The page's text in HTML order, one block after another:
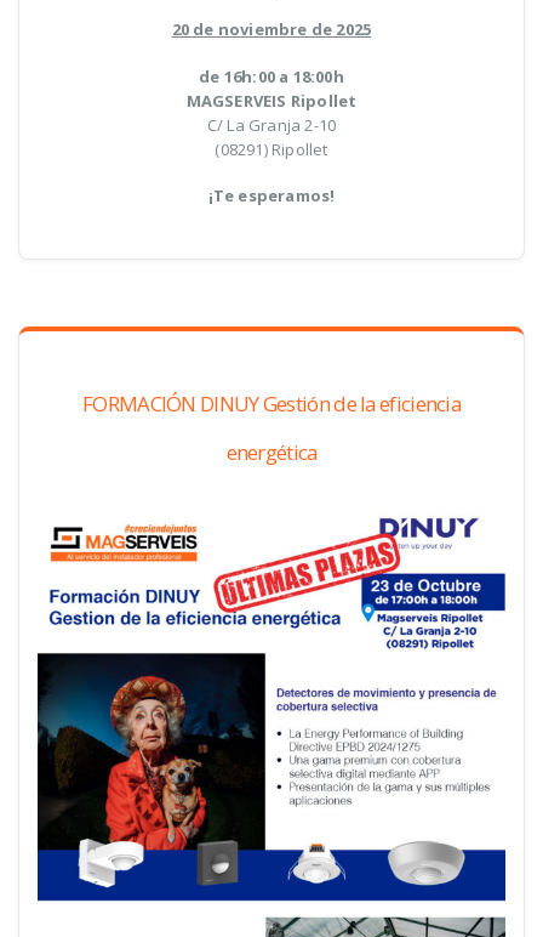
20 de noviembre de 2025
de 16h:00 a 18:00h
MAGSERVEIS Ripollet
C/ La Granja 2-10
(08291) Ripollet
¡Te esperamos!
FORMACIÓN DINUY Gestión de la eficiencia
energética